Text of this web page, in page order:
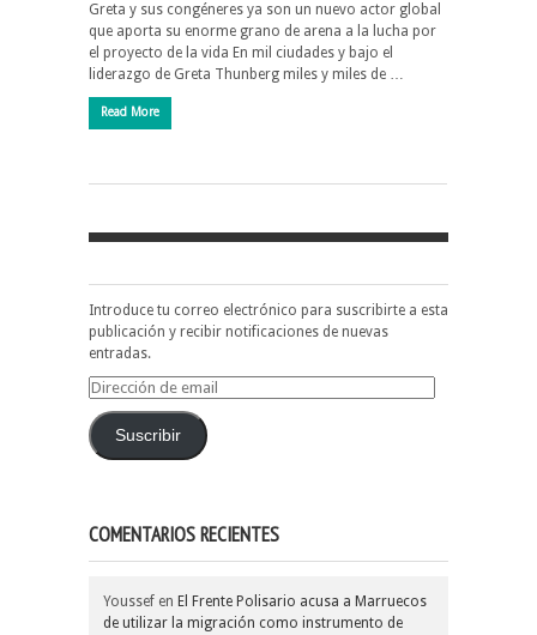
Greta y sus congéneres ya son un nuevo actor global
que aporta su enorme grano de arena a la lucha por
el proyecto de la vida En mil ciudades y bajo el
liderazgo de Greta Thunberg miles y miles de …
Read More
Introduce tu correo electrónico para suscribirte a esta
publicación y recibir notificaciones de nuevas
entradas.
Dirección
emailSuscribir
COMENTARIOS RECIENTES
Youssef en El Frente Polisario acusa a Marruecos
de utilizar la migración como instrumento de